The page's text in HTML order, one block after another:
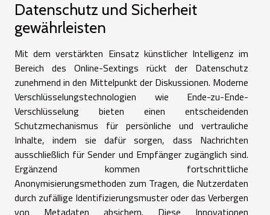
Datenschutz und Sicherheit
gewährleisten
Mit dem verstärkten Einsatz künstlicher Intelligenz im
Bereich des Online-Sextings rückt der Datenschutz
zunehmend in den Mittelpunkt der Diskussionen. Moderne
Verschlüsselungstechnologien wie Ende-zu-Ende-
Verschlüsselung bieten einen entscheidenden
Schutzmechanismus für persönliche und vertrauliche
Inhalte, indem sie dafür sorgen, dass Nachrichten
ausschließlich für Sender und Empfänger zugänglich sind.
Ergänzend kommen fortschrittliche
Anonymisierungsmethoden zum Tragen, die Nutzerdaten
durch zufällige Identifizierungsmuster oder das Verbergen